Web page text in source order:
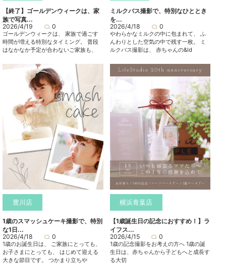
【終了】ゴールデンウィークは、家
族で写真...
2026/4/19
0
ゴールデンウィークは、 家族で過ごす
時間が増える特別なタイミング。 普段
はなかなか予定が合わないご家族も、
ミルクバス撮影で、特別なひととき
を...
2026/4/18
0
やわらかなミルクの中に包まれて、 ふ
んわりとした空気の中で残す一枚。 ミ
ルクバス撮影は、 赤ちゃんの&ld
豊川店
1歳のスマッシュケーキ撮影で、特別
な1日...
2026/4/18
0
1歳のお誕生日は、 ご家族にとっても、
お子さまにとっても、 はじめて迎える
大きな節目です。 つかまり立ちや
横浜青葉店
【1歳誕生日の記念におすすめ！】ラ
イフス...
2026/4/15
0
1歳の記念撮影をお考えの方へ 1歳の誕
生日は、赤ちゃんから子どもへと成長す
る大切